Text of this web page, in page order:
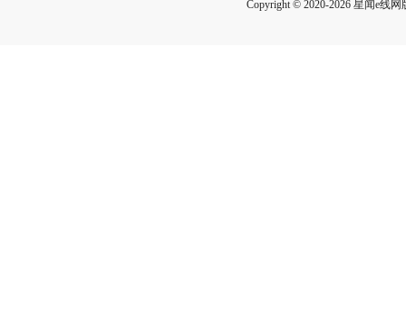
Copyright © 2020-2026 星闻e线